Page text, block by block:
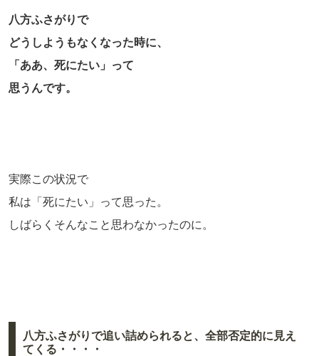
八方ふさがりで
どうしようもなくなった時に、
「ああ、死にたい」って
思うんです。
実際この状況で
私は「死にたい」って思った。
しばらくそんなこと思わなかったのに。
八方ふさがりで追い詰められると、全部否定的に見え
てくる・・・・